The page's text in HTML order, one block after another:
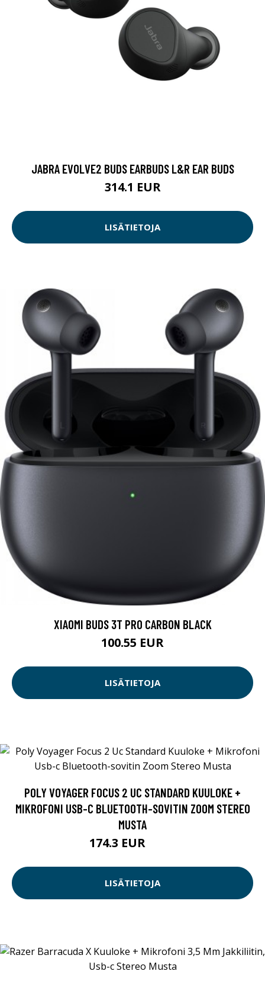
JABRA EVOLVE2 BUDS EARBUDS L&R EAR BUDS
314.1 EUR
LISÄTIETOJA
XIAOMI BUDS 3T PRO CARBON BLACK
100.55 EUR
LISÄTIETOJA
POLY VOYAGER FOCUS 2 UC STANDARD KUULOKE +
MIKROFONI USB-C BLUETOOTH-SOVITIN ZOOM STEREO
MUSTA
174.3 EUR
LISÄTIETOJA